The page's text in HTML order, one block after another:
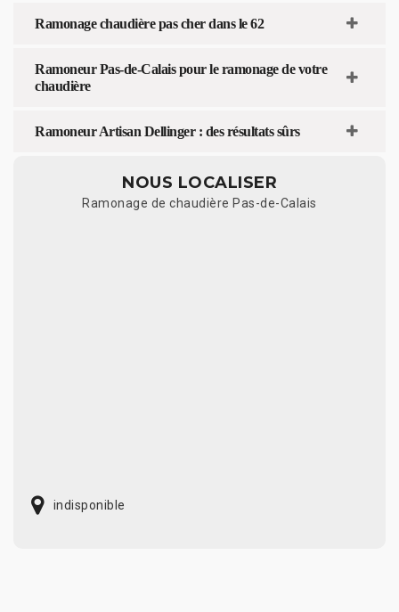
Ramonage chaudière pas cher dans le 62
Ramoneur Pas-de-Calais pour le ramonage de votre
chaudière
Ramoneur Artisan Dellinger : des résultats sûrs
NOUS LOCALISER
Ramonage de chaudière Pas-de-Calais
indisponible